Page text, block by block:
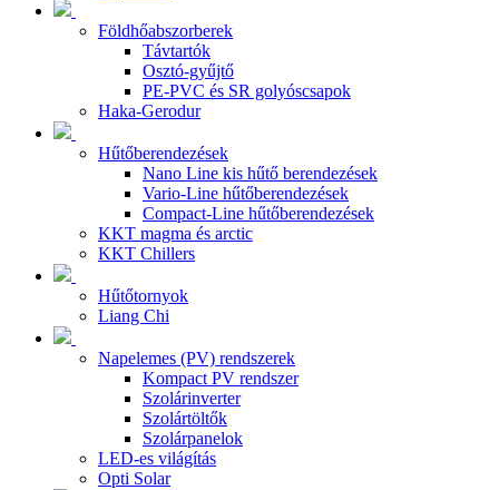
Földhőabszorberek
Távtartók
Osztó-gyűjtő
PE-PVC és SR golyóscsapok
Haka-Gerodur
Hűtőberendezések
Nano Line kis hűtő berendezések
Vario-Line hűtőberendezések
Compact-Line hűtőberendezések
KKT magma és arctic
KKT Chillers
Hűtőtornyok
Liang Chi
Napelemes (PV) rendszerek
Kompact PV rendszer
Szolárinverter
Szolártöltők
Szolárpanelok
LED-es világítás
Opti Solar